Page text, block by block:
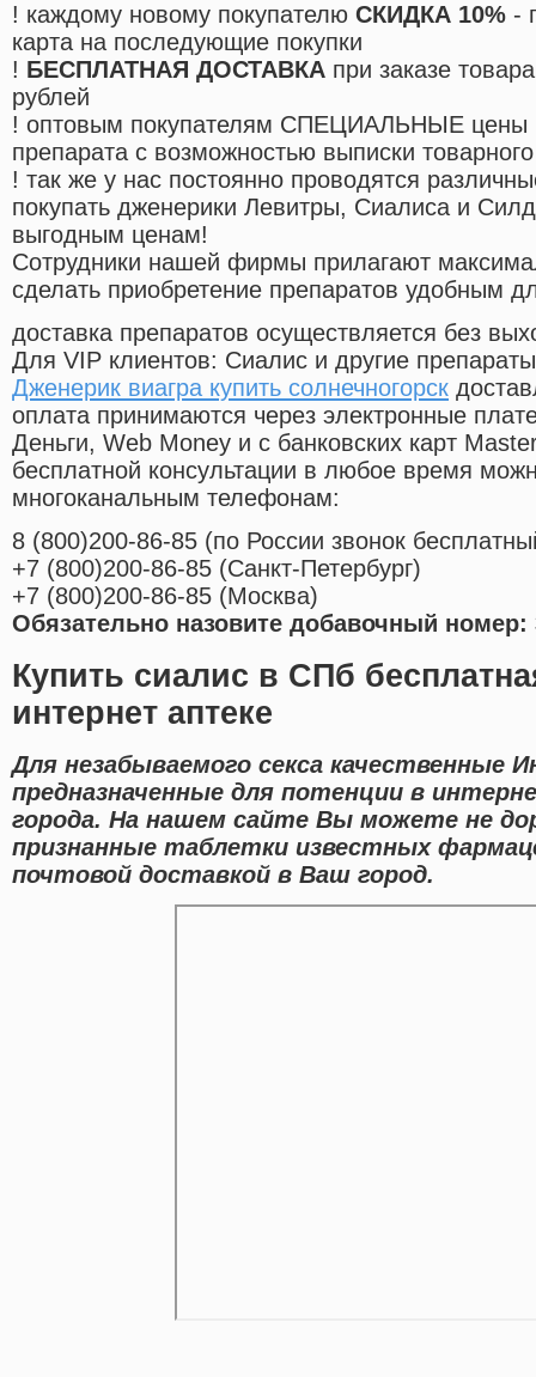
! каждому новому покупателю СКИДКА 10% -
карта на последующие покупки
! БЕСПЛАТНАЯ ДОСТАВКА при заказе
рублей
! оптовым покупателям СПЕЦИАЛЬНЫЕ цены
препарата с возможностью выписки
! так же у нас постоянно проводятся
покупать дженерики Левитры, Сиалиса и
выгодным ценам!
Cотрудники нашей фирмы прилагают
сделать приобретение препаратов удобным
доставка препаратов осуществляется без
Для VIP клиентов: Сиалис и другие
Дженерик виагра купить солнечногорск
оплата принимаются через электронные
Деньги, Web Money и с банковских карт
бесплатной консультации в любое время
многоканальным телефонам:
8 (800)200-86-85 (по России звонок
+7 (800)200-86-85 (Санкт-Петербург)
+7 (800)200-86-85 (Москва)
Обязательно назовите добавочный номер:
Купить сиалис в СПб
интернет аптеке
Для незабываемого секса качественные
предназначенные для потенции в
города. На нашем сайте Вы можете не
признанные таблетки известных
почтовой доставкой в Ваш город.